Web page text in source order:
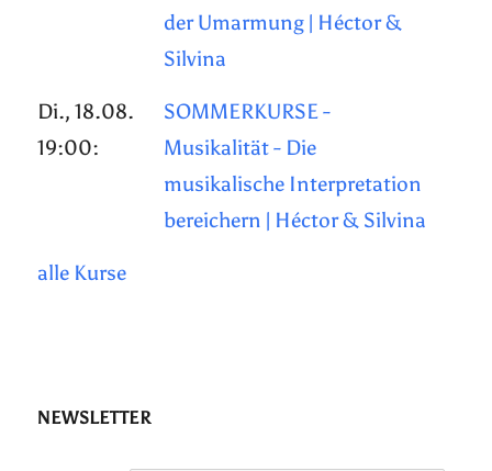
der Umarmung | Héctor &
Silvina
Di., 18.08.
19:00:
SOMMERKURSE -
Musikalität - Die
musikalische Interpretation
bereichern | Héctor & Silvina
alle Kurse
NEWSLETTER